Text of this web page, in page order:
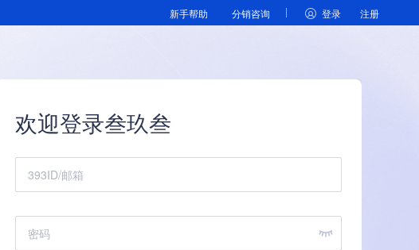
新手帮助 分销咨询 登录 注册
欢迎登录叁玖叁